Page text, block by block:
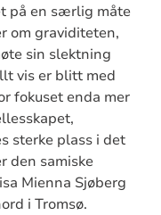
på en særlig måte
om graviditeten,
sin slektning
vis er blitt med
fokuset enda mer
sterke plass i det
den samiske
Mienna Sjøberg
i Tromsø.